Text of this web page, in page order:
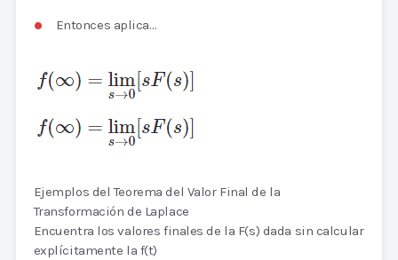
Entonces aplica…
Ejemplos del Teorema del Valor Final de la
Transformación de Laplace
Encuentra los valores finales de la F(s) dada sin calcular
explícitamente la f(t)